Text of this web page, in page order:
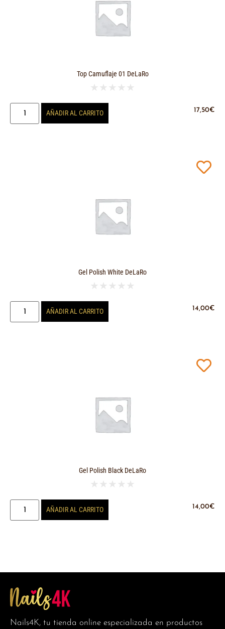
Top Camuflaje 01 DeLaRo
★ ★ ★ ★ ★
17,50€
AÑADIR AL CARRITO
Gel Polish White DeLaRo
★ ★ ★ ★ ★
14,00€
AÑADIR AL CARRITO
Gel Polish Black DeLaRo
★ ★ ★ ★ ★
14,00€
AÑADIR AL CARRITO
Nails4K, tu tienda online especializada en productos